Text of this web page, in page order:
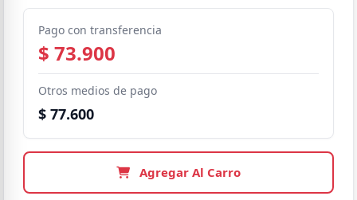
Pago con transferencia
$ 73.900
Otros medios de pago
$ 77.600
Agregar Al Carro